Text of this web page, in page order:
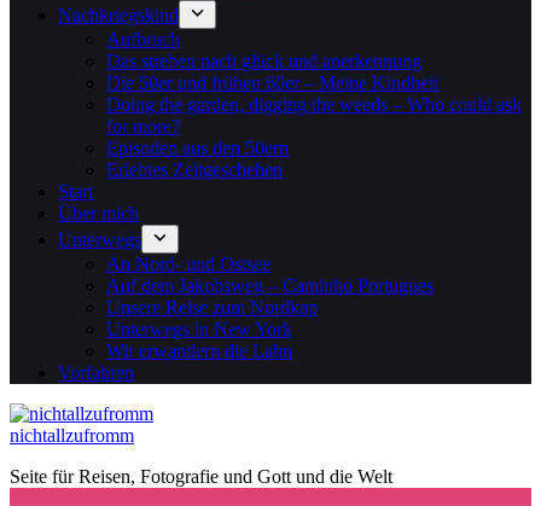
Nachkriegskind
Aufbruch
Das streben nach glück und anerkennung
Die 50er und frühen 60er – Meine Kindheit
Doing the garden, digging the weeds – Who could ask
for more?
Episoden aus den 50ern
Erlebtes Zeitgeschehen
Start
Über mich
Unterwegs
An Nord- und Ostsee
Auf dem Jakobsweg – Caminho Portugues
Unsere Reise zum Nordkap
Unterwegs in New York
Wir erwandern die Lahn
Vorfahren
nichtallzufromm
Seite für Reisen, Fotografie und Gott und die Welt